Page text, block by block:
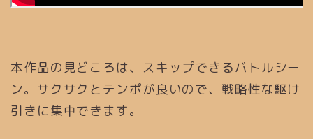
本作品の見どころは、スキップできるバトルシー
ン。サクサクとテンポが良いので、戦略性な駆け
引きに集中できます。